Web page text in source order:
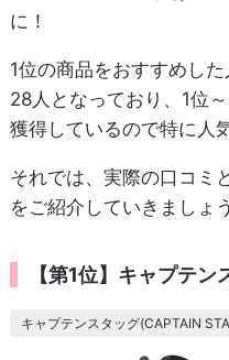
に！
1位の商品をおすすめし
28人となっており、1位
獲得しているので特に人
それでは、実際の口コミ
をご紹介していきましょう
【第1位】キャプテ
キャプテンスタッグ(CAPTAIN